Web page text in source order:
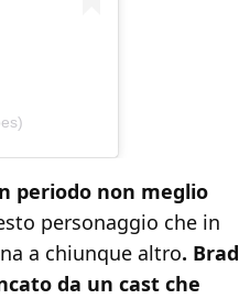
periodo non meglio
personaggio che in
a chiunque altro. Brad
da un cast che